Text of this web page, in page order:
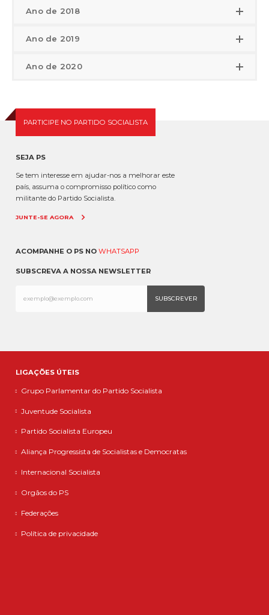
Ano de 2018
Ano de 2019
Ano de 2020
PARTICIPE NO PARTIDO SOCIALISTA
SEJA PS
Se tem interesse em ajudar-nos a melhorar este
país, assuma o compromisso político como
militante do Partido Socialista.
JUNTE-SE AGORA
ACOMPANHE O PS NO WHATSAPP
SUBSCREVA A NOSSA NEWSLETTER
LIGAÇÕES ÚTEIS
Grupo Parlamentar do Partido Socialista
Juventude Socialista
Partido Socialista Europeu
Aliança Progressista de Socialistas e Democratas
Internacional Socialista
Orgãos do PS
Federações
Política de privacidade